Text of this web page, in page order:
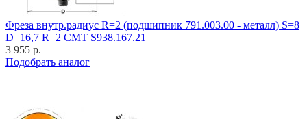
Фреза внутр.радиус R=2 (подшипник 791.003.00 - металл) S=8
D=16,7 R=2 CMT S938.167.21
3 955 р.
Подобрать аналог